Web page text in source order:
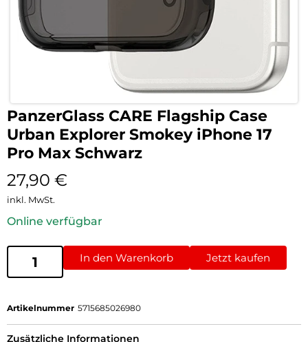
PanzerGlass CARE Flagship Case
Urban Explorer Smokey iPhone 17
Pro Max Schwarz
27,90 €
inkl. MwSt.
Online verfügbar
In den Warenkorb Jetzt kaufen
Artikelnummer 5715685026980
Zusätzliche Informationen